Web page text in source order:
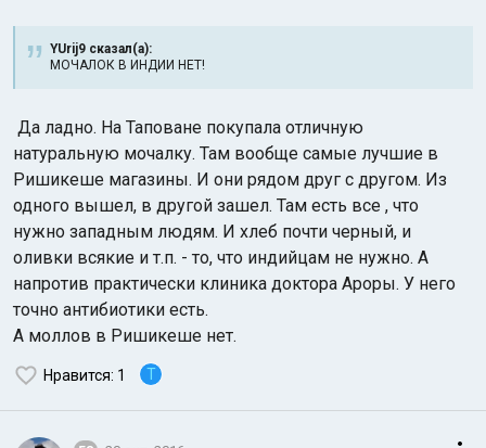
YUrij9 сказал(а):
МОЧАЛОК В ИНДИИ НЕТ!
Да ладно. На Таповане покупала отличную
натуральную мочалку. Там вообще самые лучшие в
Ришикеше магазины. И они рядом друг с другом. Из
одного вышел, в другой зашел. Там есть все , что
нужно западным людям. И хлеб почти черный, и
оливки всякие и т.п. - то, что индийцам не нужно. А
напротив практически клиника доктора Ароры. У него
точно антибиотики есть.
А моллов в Ришикеше нет.
Нравится: 1 T